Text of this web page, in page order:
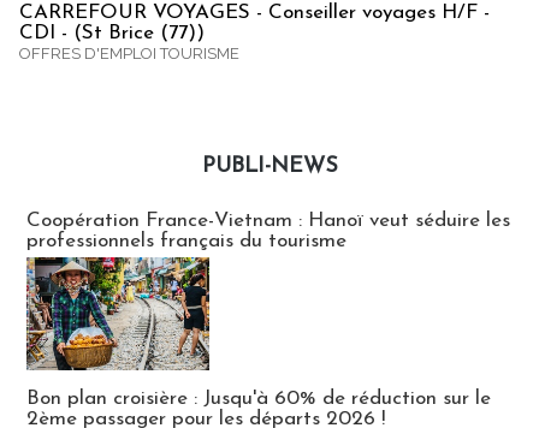
CARREFOUR VOYAGES - Conseiller voyages H/F -
CDI - (St Brice (77))
OFFRES D'EMPLOI TOURISME
PUBLI-NEWS
Coopération France-Vietnam : Hanoï veut séduire les
professionnels français du tourisme
Bon plan croisière : Jusqu'à 60% de réduction sur le
2ème passager pour les départs 2026 !